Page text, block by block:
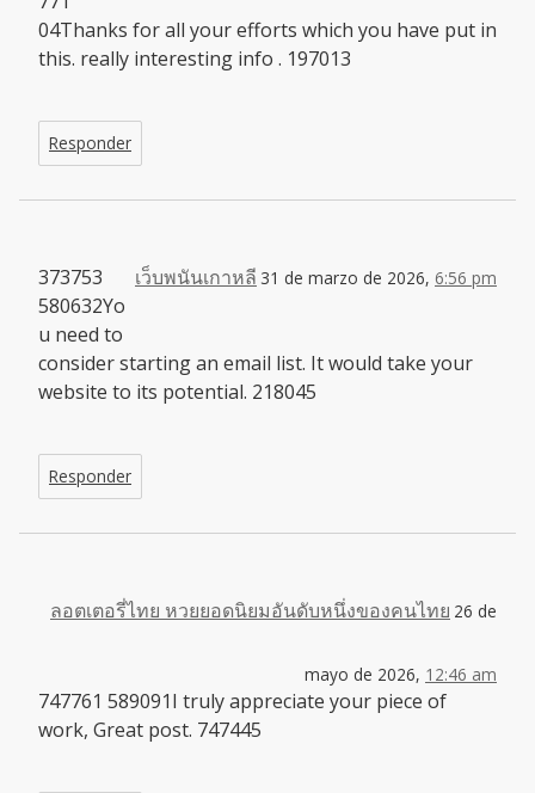
04Thanks for all your efforts which you have put in
this. really interesting info . 197013
Responder
เว็บพนันเกาหลี 31 de marzo de 2026, 6:56 pm
373753
580632Yo
u need to
consider starting an email list. It would take your
website to its potential. 218045
Responder
ลอตเตอรี่ไทย หวยยอดนิยมอันดับหนึ่งของคนไทย 26 de
mayo de 2026, 12:46 am
747761 589091I truly appreciate your piece of
work, Great post. 747445